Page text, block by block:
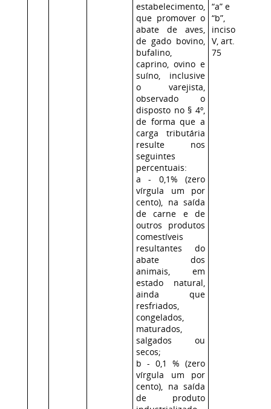
estabelecimento,
que promover o
abate de aves,
de gado bovino,
bufalino,
caprino, ovino e
suíno, inclusive
o varejista,
observado o
disposto no § 4º,
de forma que a
carga tributária
resulte nos
seguintes
percentuais:
a - 0,1% (zero
vírgula um por
cento), na saída
de carne e de
outros produtos
comestíveis
resultantes do
abate dos
animais, em
estado natural,
ainda que
resfriados,
congelados,
maturados,
salgados ou
secos;
b - 0,1 % (zero
vírgula um por
cento), na saída
de produto
“a” e
“b”,
inciso
V, art.
75